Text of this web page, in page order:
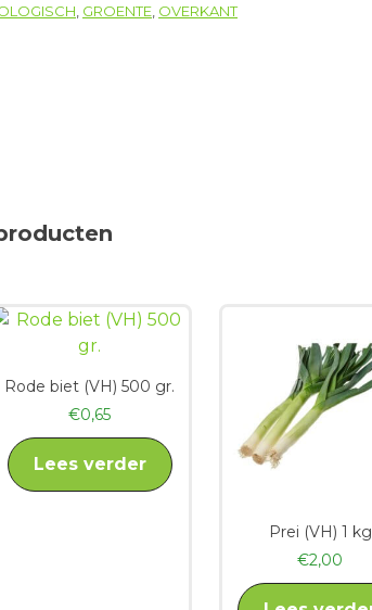
GROENTE OVERKANT
Rode biet (VH) 500 gr.
€0,65
Lees verder
Prei (VH) 1 kg
€2,00